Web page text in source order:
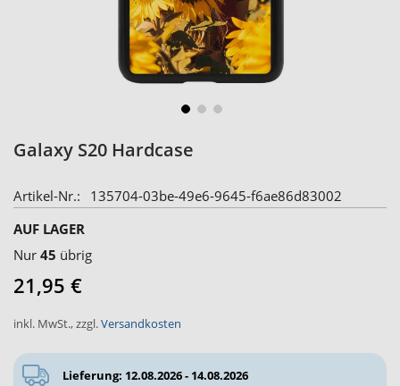
Galaxy S20 Hardcase
Artikel-Nr.
135704-03be-49e6-9645-f6ae86d83002
AUF LAGER
Nur 45 übrig
21,95 €
inkl. MwSt.,zzgl.Versandkosten
Lieferung: 12.08.2026 - 14.08.2026
Anfang
Bildergalerie
springen